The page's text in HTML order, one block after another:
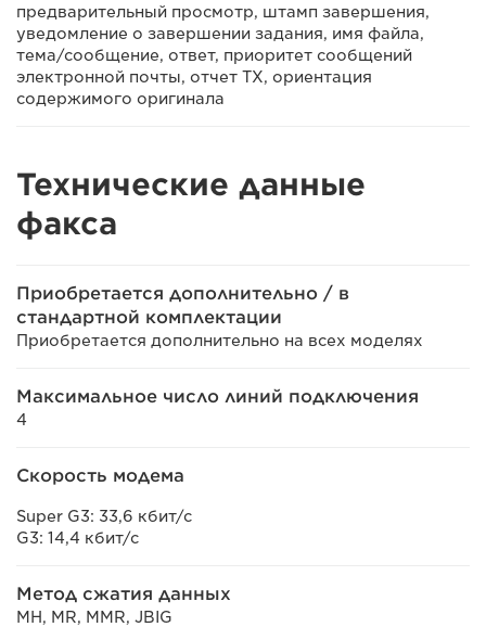
предварительный просмотр, штамп завершения,
уведомление о завершении задания, имя файла,
тема/сообщение, ответ, приоритет сообщений
электронной почты, отчет TX, ориентация
содержимого оригинала
Технические данные
факса
Приобретается дополнительно / в
стандартной комплектации
Приобретается дополнительно на всех моделях
Максимальное число линий подключения
4
Скорость модема
Super G3: 33,6 кбит/с
G3: 14,4 кбит/с
Метод сжатия данных
MH, MR, MMR, JBIG